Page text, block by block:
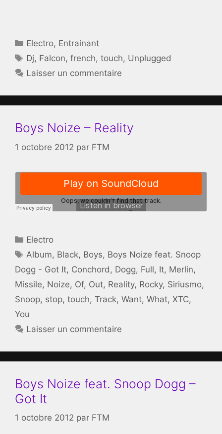
Catégories
Electro, Entrainant
Étiquettes
Dj, Falcon,french,touch, Unplugged
Laisser un commentaire
Boys Noize – Reality
1 octobre 2012 par FTM
Catégories
Electro
Étiquettes
Album, Black, Boys, Boys Noize feat. Snoop
Dogg - Got It, Conchord , Dogg, Full, It, Merlin,
Missile, Noize, Of, Out, Reality, Rocky, Siriusmo,
Snoop, stop, touch, Track, Want, What, XTC,
You
Laisser un commentaire
Boys Noize feat. Snoop Dogg –
Got It
1 octobre 2012 par FTM